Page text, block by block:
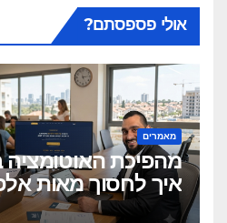
אולי פספסתם?
מאמרים
מהפיכת
איך לחסוך מאות
בלחיצת כפתור?